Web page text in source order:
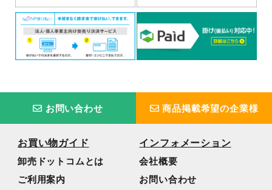
お問い合わせ 商品掲載希望の企業様
お買い物ガイド
卸売ドットコムとは
ご利用案内
インフォメーション
会社概要
お問い合わせ